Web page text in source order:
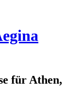
für Athen,